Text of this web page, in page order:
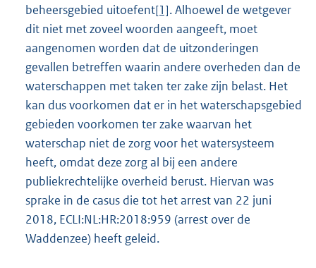
beheersgebied uitoefent[1]. Alhoewel de wetgever
dit niet met zoveel woorden aangeeft, moet
aangenomen worden dat de uitzonderingen
gevallen betreffen waarin andere overheden dan de
waterschappen met taken ter zake zijn belast. Het
kan dus voorkomen dat er in het waterschapsgebied
gebieden voorkomen ter zake waarvan het
waterschap niet de zorg voor het watersysteem
heeft, omdat deze zorg al bij een andere
publiekrechtelijke overheid berust. Hiervan was
sprake in de casus die tot het arrest van 22 juni
2018, ECLI:NL:HR:2018:959 (arrest over de
Waddenzee) heeft geleid.